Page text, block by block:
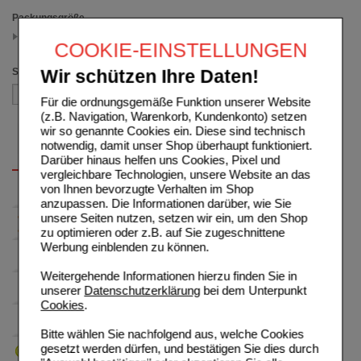
COOKIE-EINSTELLUNGEN
Wir schützen Ihre Daten!
Für die ordnungsgemäße Funktion unserer Website
(z.B. Navigation, Warenkorb, Kundenkonto) setzen
wir so genannte Cookies ein. Diese sind technisch
notwendig, damit unser Shop überhaupt funktioniert.
Darüber hinaus helfen uns Cookies, Pixel und
vergleichbare Technologien, unsere Website an das
von Ihnen bevorzugte Verhalten im Shop
anzupassen. Die Informationen darüber, wie Sie
unsere Seiten nutzen, setzen wir ein, um den Shop
zu optimieren oder z.B. auf Sie zugeschnittene
Werbung einblenden zu können.
Weitergehende Informationen hierzu finden Sie in
unserer Datenschutzerklärungbei dem Unterpunkt
Cookies.
Bitte wählen Sie nachfolgend aus, welche Cookies
gesetzt werden dürfen, und bestätigen Sie dies durch
Packungsgröße
(auswahl entfernen)
Sortieren nach